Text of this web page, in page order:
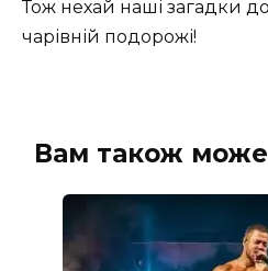
Тож нехай наші загадки
чарівній подорожі!
Вам також